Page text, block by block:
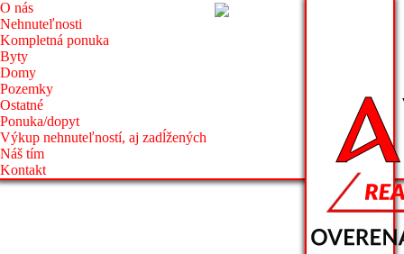
O nás
Nehnuteľnosti
Kompletná ponuka
Byty
Domy
Pozemky
Ostatné
Ponuka/dopyt
Výkup nehnuteľností, aj zadĺžených
Náš tím
Kontakt